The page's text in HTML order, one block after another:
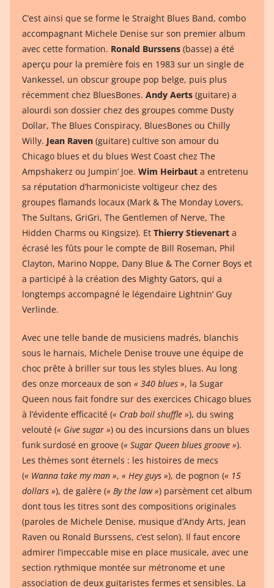
C’est ainsi que se forme le Straight Blues Band, combo
accompagnant Michele Denise sur son premier album
avec cette formation. Ronald Burssens (basse) a été
aperçu pour la première fois en 1983 sur un single de
Vankessel, un obscur groupe pop belge, puis plus
récemment chez BluesBones. Andy Aerts (guitare) a
alourdi son dossier chez des groupes comme Dusty
Dollar, The Blues Conspiracy, BluesBones ou Chilly
Willy. Jean Raven (guitare) cultive son amour du
Chicago blues et du blues West Coast chez The
Ampshakerz ou Jumpin’ Joe. Wim Heirbaut a entretenu
sa réputation d’harmoniciste voltigeur chez des
groupes flamands locaux (Mark & The Monday Lovers,
The Sultans, GriGri, The Gentlemen of Nerve, The
Hidden Charms ou Kingsize). Et Thierry Stievenart a
écrasé les fûts pour le compte de Bill Roseman, Phil
Clayton, Marino Noppe, Dany Blue & The Corner Boys et
a participé à la création des Mighty Gators, qui a
longtemps accompagné le légendaire Lightnin’ Guy
Verlinde.
Avec une telle bande de musiciens madrés, blanchis
sous le harnais, Michele Denise trouve une équipe de
choc prête à briller sur tous les styles blues. Au long
des onze morceaux de son « 340 blues », la Sugar
Queen nous fait fondre sur des exercices Chicago blues
à l’évidente efficacité (« Crab boil shuffle »), du swing
velouté (« Give sugar ») ou des incursions dans un blues
funk surdosé en groove (« Sugar Queen blues groove »).
Les thèmes sont éternels : les histoires de mecs
(« Wanna take my man », « Hey guys »), de pognon (« 15
dollars »), de galère (« By the law ») parsèment cet album
dont tous les titres sont des compositions originales
(paroles de Michele Denise, musique d’Andy Arts, Jean
Raven ou Ronald Burssens, c’est selon). Il faut encore
admirer l’impeccable mise en place musicale, avec une
section rythmique montée sur métronome et une
association de deux guitaristes fermes et sensibles. La